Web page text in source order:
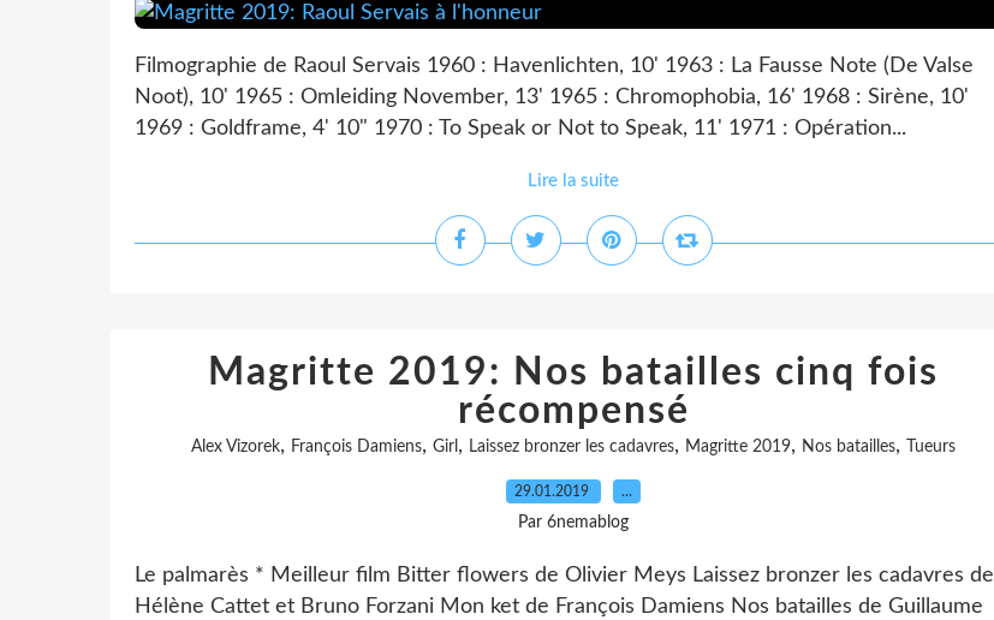
Filmographie de Raoul Servais 1960 : Havenlichten, 10' 1963 : La Fausse Note (De Valse
Noot), 10' 1965 : Omleiding November, 13' 1965 : Chromophobia, 16' 1968 : Sirène, 10'
1969 : Goldframe, 4' 10" 1970 : To Speak or Not to Speak, 11' 1971 : Opération...
Lire la suite
Magritte 2019: Nos batailles cinq fois
récompensé
Alex Vizorek, François Damiens, Girl , Laissez bronzer les cadavres, Magritte 2019, Nos batailles, Tueurs
29.01.2019 …
Par 6nemablog
Le palmarès * Meilleur film Bitter flowers de Olivier Meys Laissez bronzer les cadavres de
Hélène Cattet et Bruno Forzani Mon ket de François Damiens Nos batailles de Guillaume